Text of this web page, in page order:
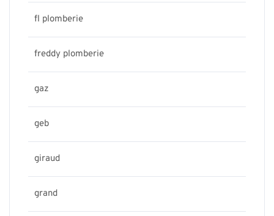
fl plomberie
freddy plomberie
gaz
geb
giraud
grand